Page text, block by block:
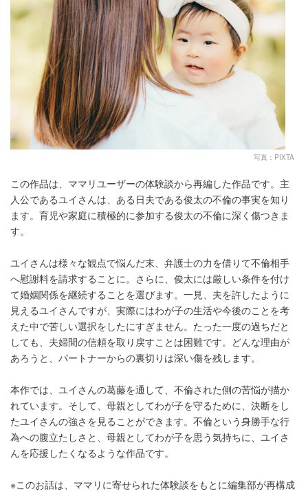
写真：PIXTA
この作品は、ママリユーザーの体験談から再編した作品です。主
人公であるユイさんは、ある日夫である俊太の不倫の事実を知り
ます。育児や家庭に積極的に参加する俊太の不倫に深く傷つきま
す。
ユイさんは様々な観点で悩んだ末、弁護士の力を借りて不倫相手
へ慰謝料を請求することに。さらに、俊太には厳しい条件を付け
て婚姻関係を継続することを選びます。一見、夫を許したように
見えるユイさんですが、実際にはわが子の生活や今後のことを考
えた中で苦しい選択をしたにすぎません。たった一度の過ちだと
しても、夫婦間の信頼を取り戻すことは困難です。どんな理由が
あろうと、パートナーからの裏切りは深い傷を残します。
本作では、ユイさんの葛藤を通して、不倫された側の苦悩が描か
れています。そして、母親としてわが子を守るために、決断をし
たユイさんの強さを見ることができます。不倫という身勝手な行
為への腹立たしさと、母親としてわが子を思う気持ちに、ユイさ
んを応援したくなるような作品です。
※このお話は、ママリに寄せられた体験談をもとに編集部が再構成